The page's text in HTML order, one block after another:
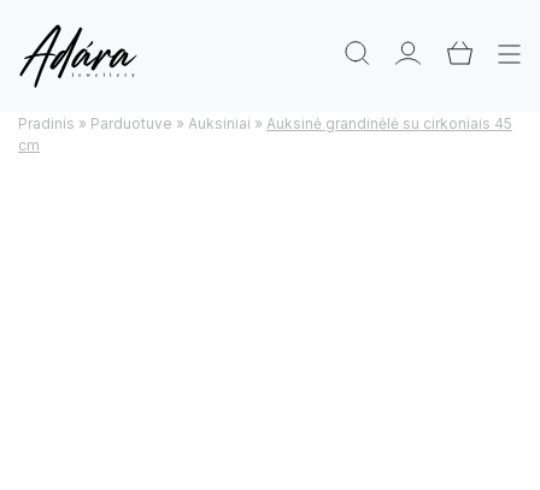
Pradinis » Parduotuve » Auksiniai » Auksinė grandinėlė su cirkoniais 45
cm